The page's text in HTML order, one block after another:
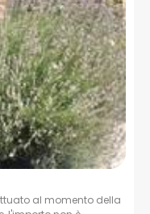
al momento della